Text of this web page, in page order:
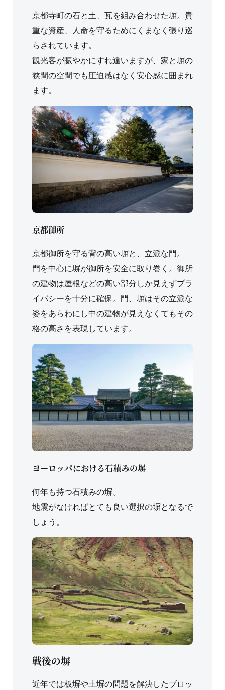
京都寺町の石と土、瓦を組み合わせた塀。貴
重な資産、人命を守るためにくまなく張り巡
らされています。
観光客が賑やかにすれ違いますが、家と塀の
狭間の空間でも圧迫感はなく安心感に囲まれ
ます。
京都御所
京都御所を守る背の高い塀と、立派な門。
門を中心に塀が御所を安全に取り巻く。御所
の建物は屋根などの高い部分しか見えずプラ
イバシーを十分に確保。門、塀はその立派な
姿をあらわにし中の建物が見えなくてもその
格の高さを表現しています。
ヨーロッパにおける石積みの塀
何年も持つ石積みの塀。
地震がなければとても良い選択の塀となるで
しょう。
戦後の塀
近年では板塀や土塀の問題を解決したブロッ